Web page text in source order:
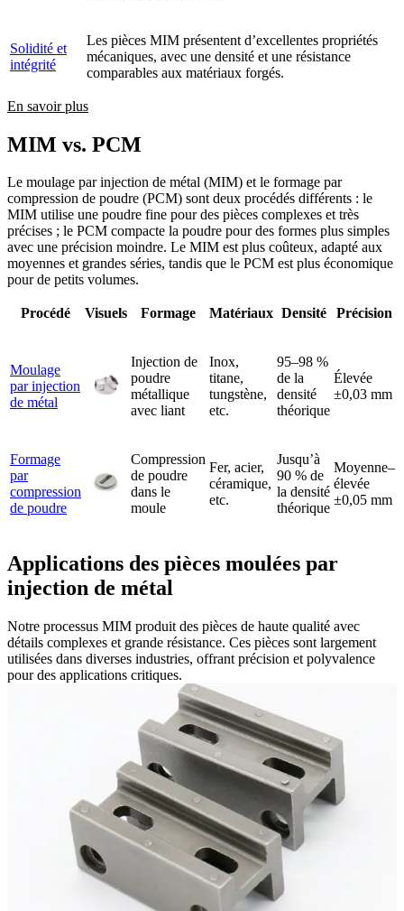
Solidité et
intégrité
Les pièces MIM présentent d’excellentes propriétés
mécaniques, avec une densité et une résistance
comparables aux matériaux forgés.
En savoir plus
MIM vs. PCM
Le moulage par injection de métal (MIM) et le formage par
compression de poudre (PCM) sont deux procédés différents : le
MIM utilise une poudre fine pour des pièces complexes et très
précises ; le PCM compacte la poudre pour des formes plus simples
avec une précision moindre. Le MIM est plus coûteux, adapté aux
moyennes et grandes séries, tandis que le PCM est plus économique
pour de petits volumes.
Procédé Visuels Formage Matériaux Densité Précision
Moulage
par injection
de métal
Injection de
poudre
métallique
avec liant
Inox,
titane,
tungstène,
etc.
95–98 %
de la
densité
théorique
Élevée
±0,03 mm
Formage
par
compression
de poudre
Compression
de poudre
dans le
moule
Fer, acier,
céramique,
etc.
Jusqu’à
90 % de
la densité
théorique
Moyenne–
élevée
±0,05 mm
Applications des pièces moulées par
injection de métal
Notre processus MIM produit des pièces de haute qualité avec
détails complexes et grande résistance. Ces pièces sont largement
utilisées dans diverses industries, offrant précision et polyvalence
pour des applications critiques.